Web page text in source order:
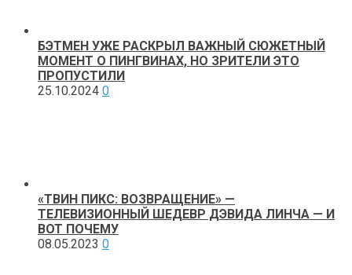
БЭТМЕН УЖЕ РАСКРЫЛ ВАЖНЫЙ СЮЖЕТНЫЙ
МОМЕНТ О ПИНГВИНАХ, НО ЗРИТЕЛИ ЭТО
ПРОПУСТИЛИ
25.10.2024 0
«ТВИН ПИКС: ВОЗВРАЩЕНИЕ» —
ТЕЛЕВИЗИОННЫЙ ШЕДЕВР ДЭВИДА ЛИНЧА — И
ВОТ ПОЧЕМУ
08.05.2023 0